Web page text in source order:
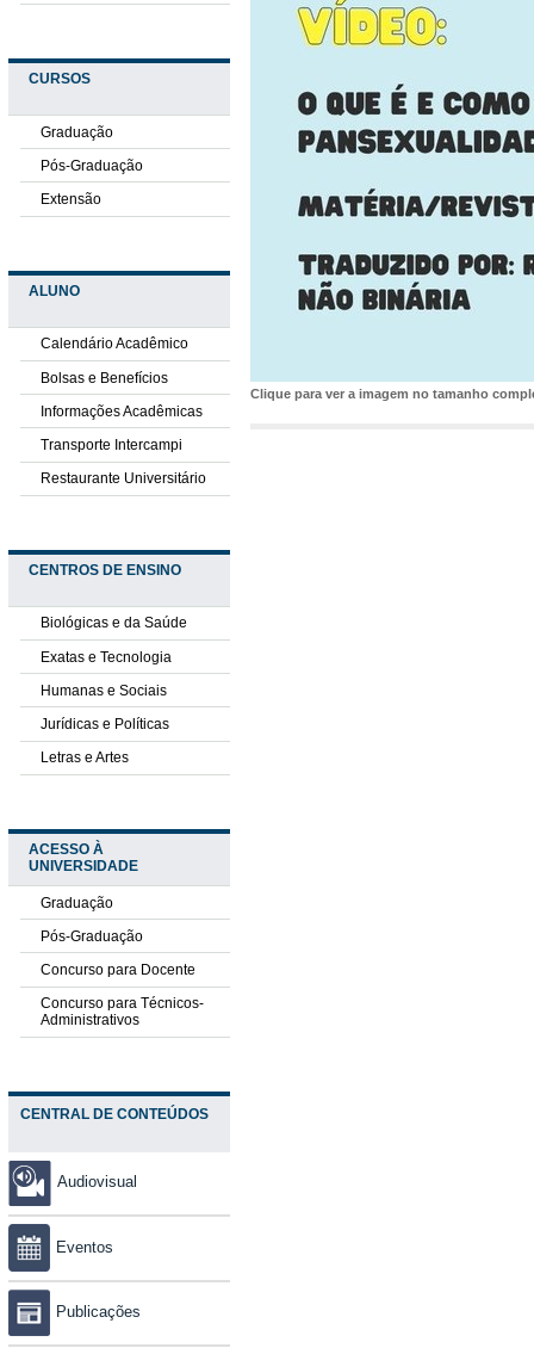
CURSOS
Graduação
Pós-Graduação
Extensão
ALUNO
Calendário Acadêmico
Bolsas e Benefícios
Informações Acadêmicas
Transporte Intercampi
Restaurante Universitário
CENTROS DE ENSINO
Biológicas e da Saúde
Exatas e Tecnologia
Humanas e Sociais
Jurídicas e Políticas
Letras e Artes
ACESSO À
UNIVERSIDADE
Graduação
Pós-Graduação
Concurso para Docente
Concurso para Técnicos-
Administrativos
CENTRAL DE CONTEÚDOS
Audiovisual
Eventos
Publicações
Clique para ver a imagem no tamanho